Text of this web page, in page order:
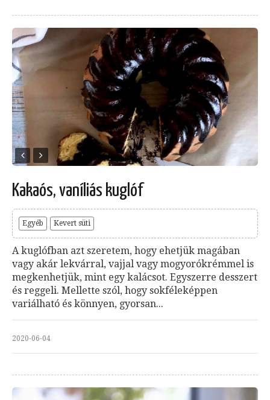
Kakaós, vaníliás kuglóf
Egyéb Kevert süti
A kuglófban azt szeretem, hogy ehetjük magában
vagy akár lekvárral, vajjal vagy mogyorókrémmel is
megkenhetjük, mint egy kalácsot. Egyszerre desszert
és reggeli. Mellette szól, hogy sokféleképpen
variálható és könnyen, gyorsan...
2020-06-04